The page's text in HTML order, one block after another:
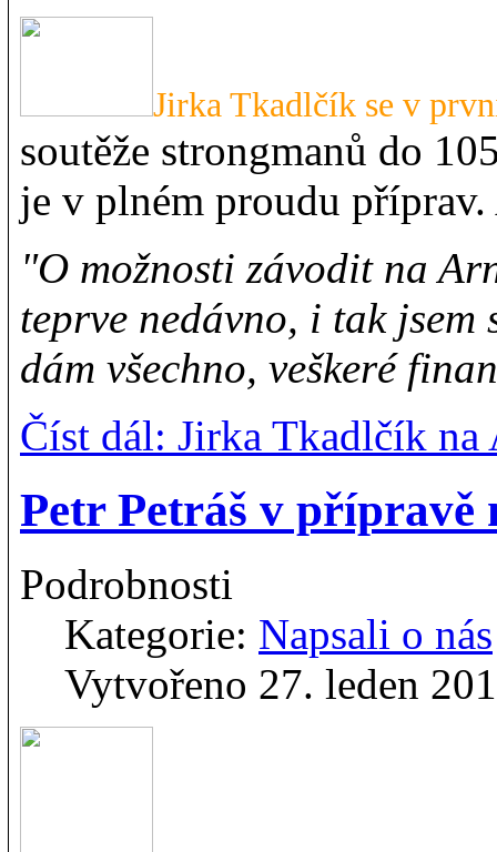
Jirka Tkadlčík se v
soutěže strongmanů do
je v plném proudu
"O možnosti závodit na
teprve nedávno, i tak
dám všechno, veškeré
Číst dál: Jirka Tkadlčík na
Petr Petráš v přípravě
Podrobnosti
Kategorie: Napsali o nás
Vytvořeno 27. leden